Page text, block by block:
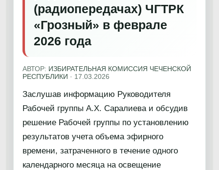
(радиопередачах) ЧГТРК
«Грозный» в феврале
2026 года
АВТОР: ИЗБИРАТЕЛЬНАЯ КОМИССИЯ ЧЕЧЕНСКОЙ
РЕСПУБЛИКИ · 17.03.2026
Заслушав информацию Руководителя
Рабочей группы А.Х. Саралиева и обсудив
решение Рабочей группы по установлению
результатов учета объема эфирного
времени, затраченного в течение одного
календарного месяца на освещение